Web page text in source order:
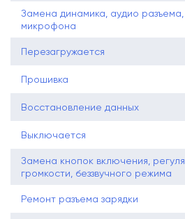
Замена динамика, аудио разъема,
микрофона
Перезагружается
Прошивка
Восстановление данных
Выключается
Замена кнопок включения,
громкости, беззвучного режима
Ремонт разъема зарядки